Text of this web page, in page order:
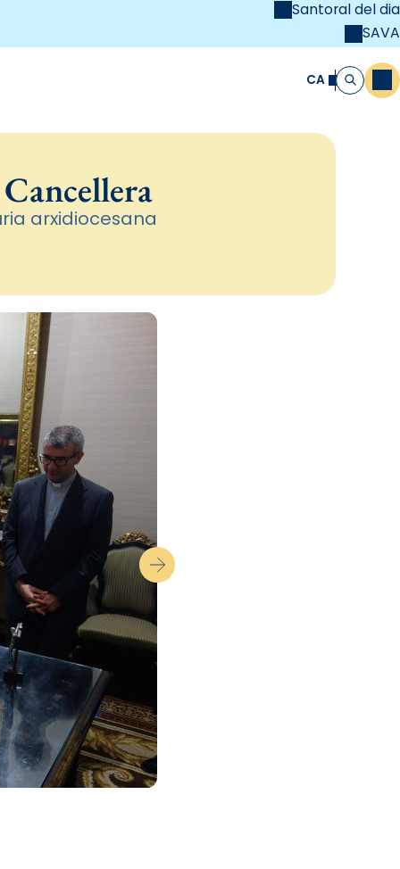
Santoral del dia
SAVA
Cristiana CA Cerca
arxidiocesana